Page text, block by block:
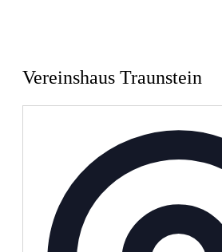
Vereinshaus Traunstein